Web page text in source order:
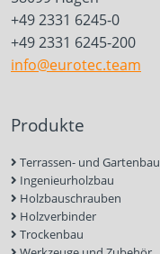
+49 2331 6245-0
+49 2331 6245-200
info@eurotec.team
Produkte
Terrassen- und Gartenbau
Ingenieurholzbau
Holzbauschrauben
Holzverbinder
Trockenbau